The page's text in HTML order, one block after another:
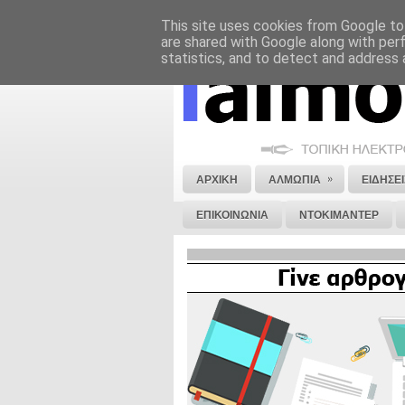
ΝΟΜΙΚΗ ΣΗΜΕΙΩΣΗ ΔΙΑΦΗΜΙΣΗ
ΑΡΧΙΚΗ ΑΛΜΩΠΙΑ »
ΕΠΙΚΟΙΝΩΝΙΑ ΝΤΟΚΙΜΑΝΤΕΡ
This site uses cookies from Google
are shared with Google along with
statistics, and to detect and address